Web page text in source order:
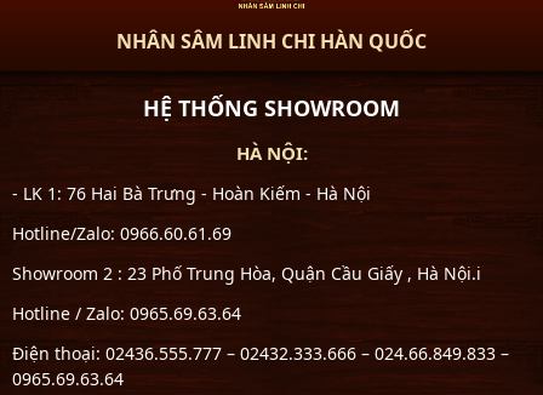
NHÂN SÂM LINH CHI HÀN QUỐC
HỆ THỐNG SHOWROOM
HÀ NỘI:
- LK 1: 76 Hai Bà Trưng - Hoàn Kiếm - Hà Nội
Hotline/Zalo: 0966.60.61.69
Showroom 2 : 23 Phố Trung Hòa, Quận Cầu Giấy , Hà Nội.i
Hotline / Zalo: 0965.69.63.64
Điện thoại: 02436.555.777 – 02432.333.666 – 024.66.849.833 –
0965.69.63.64